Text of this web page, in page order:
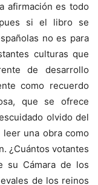
afirmación es todo
si el libro se
no es para
culturas que
de desarrollo
como recuerdo
que se ofrece
olvido del
una obra como
¿Cuántos votantes
su Cámara de los
de los reinos